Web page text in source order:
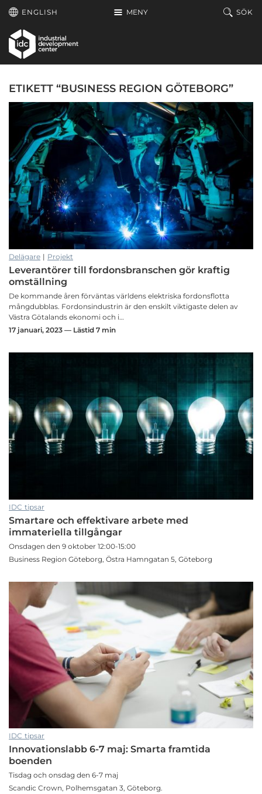
Hoppa till huvudinnehållet
MENY
ENGLISH SÖK
ETIKETT “BUSINESS REGION GÖTEBORG”
Delägare | Projekt
Leverantörer till fordonsbranschen gör kraftig
omställning
De kommande åren förväntas världens elektriska fordonsflotta
mångdubblas. Fordonsindustrin är den enskilt viktigaste delen av
Västra Götalands ekonomi och i…
17 januari, 2023 — Lästid 7 min
IDC tipsar
Smartare och effektivare arbete med
immateriella tillgångar
Onsdagen den 9 oktober 12:00-15:00
Business Region Göteborg, Östra Hamngatan 5, Göteborg
IDC tipsar
Innovationslabb 6-7 maj: Smarta framtida
boenden
Tisdag och onsdag den 6-7 maj
Scandic Crown, Polhemsgatan 3, Göteborg.